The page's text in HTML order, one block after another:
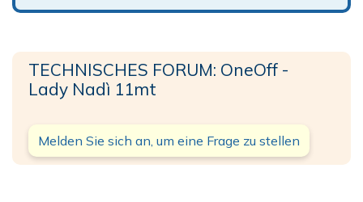
TECHNISCHES FORUM: OneOff -
Lady Nadì 11mt
Melden Sie sich an, um eine Frage zu stellen